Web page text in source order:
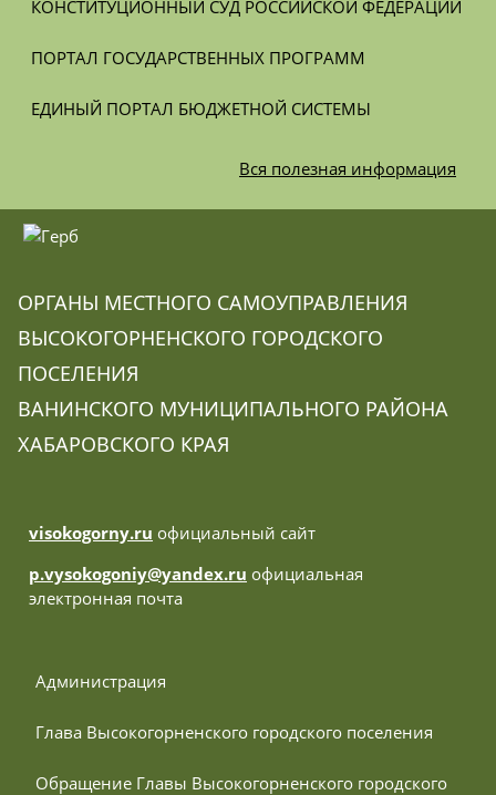
КОНСТИТУЦИОННЫЙ СУД РОССИЙСКОЙ ФЕДЕРАЦИИ
ПОРТАЛ ГОСУДАРСТВЕННЫХ ПРОГРАММ
ЕДИНЫЙ ПОРТАЛ БЮДЖЕТНОЙ СИСТЕМЫ
Вся полезная информация
ОРГАНЫ МЕСТНОГО САМОУПРАВЛЕНИЯ
ВЫСОКОГОРНЕНСКОГО ГОРОДСКОГО
ПОСЕЛЕНИЯ
ВАНИНСКОГО МУНИЦИПАЛЬНОГО РАЙОНА
ХАБАРОВСКОГО КРАЯ
visokogorny.ru официальный сайт
p.vysokogoniy@yandex.ru официальная
электронная почта
Администрация
Глава Высокогорненского городского поселения